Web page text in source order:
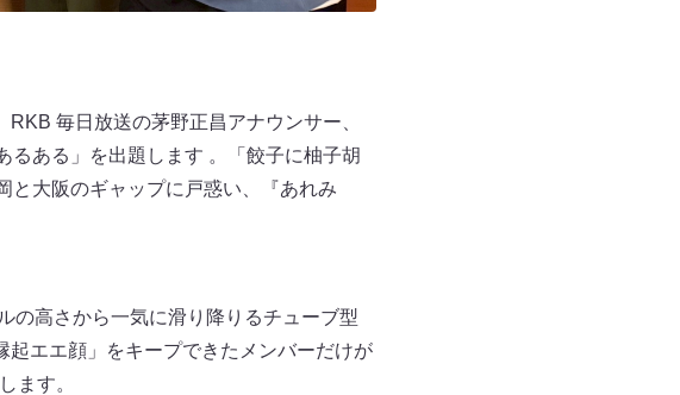
毎日放送の茅野正昌アナウンサー、
るある」を出題します 。「餃子に柚子胡
と大阪のギャップに戸惑い、『あれみ
の高さから一気に滑り降りるチューブ型
エエ顔」をキープできたメンバーだけが
ます。